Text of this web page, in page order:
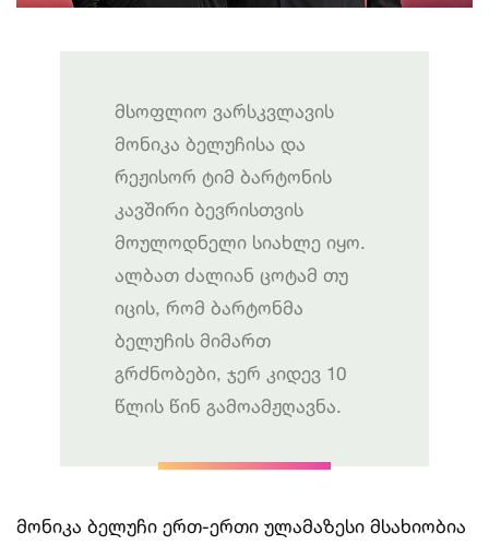
მსოფლიო ვარსკვლავის
მონიკა ბელუჩისა და
რეჟისორ ტიმ ბარტონის
კავშირი ბევრისთვის
მოულოდნელი სიახლე იყო.
ალბათ ძალიან ცოტამ თუ
იცის, რომ ბარტონმა
ბელუჩის მიმართ
გრძნობები, ჯერ კიდევ 10
წლის წინ გამოამჟღავნა.
მონიკა ბელუჩი ერთ-ერთი ულამაზესი მსახიობია